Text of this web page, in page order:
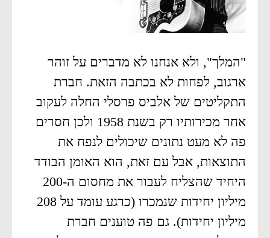
"המלך", ולא אנחנו לא מדברים על זוהר
ארגוב, לפחות לא בכתבה הזאת. חברת
התקליטים של אלביס פרסלי החלה לעקוב
אחר מכירותיו רק בשנת 1958 ולכן חסרים
פה לא מעט נתונים שיכולים לנפח את
התוצאות, אבל עם זאת, הוא האומן הבודד
היחיד שהצליח לעבור את מחסום ה-200
מיליון יחידות שנמכרו (כרגע עומד על 208
מיליון יחידות). גם פה טוענים חברת